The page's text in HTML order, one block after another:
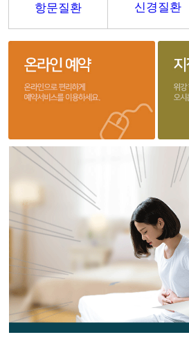
항문질환 신경질환